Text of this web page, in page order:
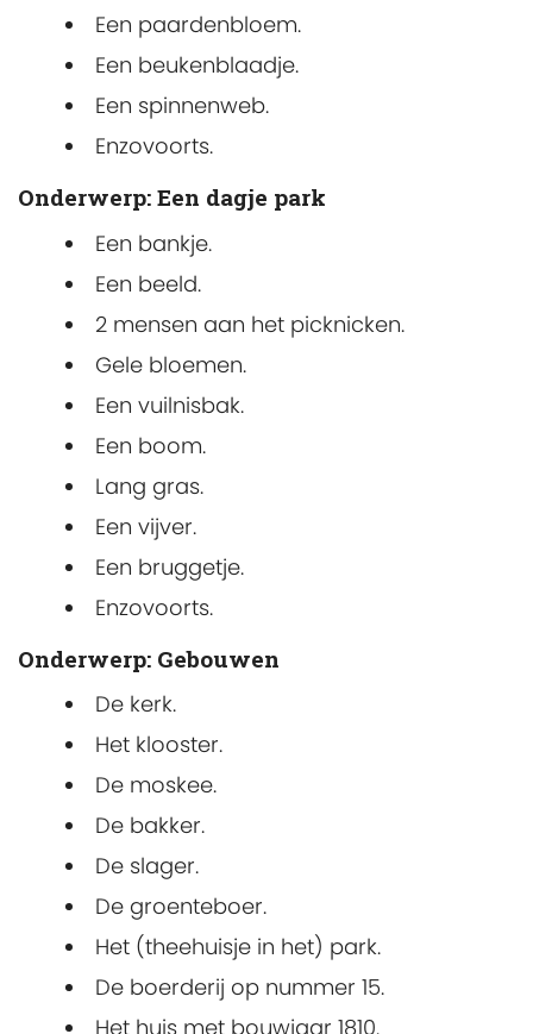
Een paardenbloem.
Een beukenblaadje.
Een spinnenweb.
Enzovoorts.
Onderwerp: Een dagje park
Een bankje.
Een beeld.
2 mensen aan het picknicken.
Gele bloemen.
Een vuilnisbak.
Een boom.
Lang gras.
Een vijver.
Een bruggetje.
Enzovoorts.
Onderwerp: Gebouwen
De kerk.
Het klooster.
De moskee.
De bakker.
De slager.
De groenteboer.
Het (theehuisje in het) park.
De boerderij op nummer 15.
Het huis met bouwjaar 1810.